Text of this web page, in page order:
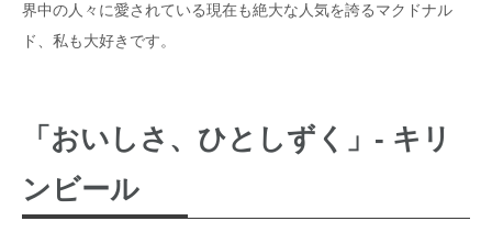
界中の人々に愛されている現在も絶大な人気を誇るマクドナル
ド、私も大好きです。
「おいしさ、ひとしずく」- キリ
ンビール